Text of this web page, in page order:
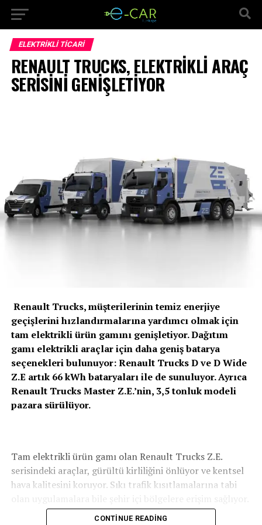
ELEKTRIKLI TICARI
RENAULT TRUCKS, ELEKTRİKLİ ARAÇ
SERİSİNİ GENİŞLETİYOR
Renault Trucks, müşterilerinin temiz enerjiye
geçişlerini hızlandırmalarına yardımcı olmak için
tam elektrikli ürün gamını genişletiyor. Dağıtım
gamı elektrikli araçlar için daha geniş batarya
seçenekleri bulunuyor: Renault Trucks D ve D Wide
Z.E artık 66 kWh bataryaları ile de sunuluyor. Ayrıca
Renault Trucks Master Z.E.’nin, 3,5 tonluk modeli
pazara sürülüyor.
Tam elektrikli ürün gamı olan Renault Trucks Z.E.
serisindeki araçlar, gürültü kirliliğini önlüyor ve kentsel
hava kalitesini koruyor. Sıkı trafik kısıtlamalarına tabi
CONTINUE READING